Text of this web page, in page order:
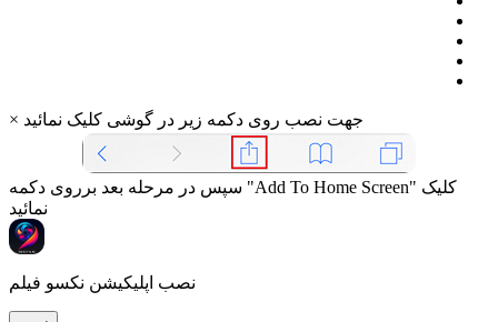
× جهت نصب روی دکمه زیر در گوشی کلیک نمائید
سپس در مرحله بعد برروی دکمه "Add To Home Screen" کلیک
نمائید
نصب اپلیکیشن نکسو فیلم